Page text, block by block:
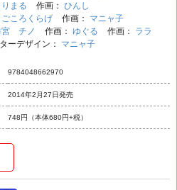
りまる 作画： ひんし
ごころくらげ 作画： マニャ子
宮 チノ 作画： ゆぐる 作画： ララ
ーデザイン： マニャ子
9784048662970
2014年2月27日発売
748円 （本体680円+税）